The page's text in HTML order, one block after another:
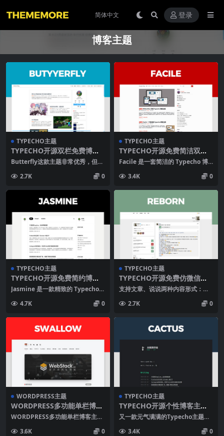
登录
博客主题
TYPECHO主题
TYPECHO开源双栏免费博客
主题BUTTERFLY
Butterfly这款主题非常优秀，但是
由作者于经常换设备并且hexo操作
2.7K 0
TYPECHO主题
TYPECHO开源免费简洁双栏
博客主题FACILE
Facile 是一套简洁的 Typecho 博
客主题，也是我的博客正在使用的
3.4K 0
TYPECHO主题
TYPECHO开源免费简约博客
主题JASMINE
Jasmine 是一款精致的 Typecho
博客主题，界面在保持简洁的基础
4.7K 0
TYPECHO主题
TYPECHO开源免费仿微信主
题REBORN
支持文章、说说两种内容形式：首
页部分，说说以内容试行展示，文
2.7K 0
WORDPRESS主题
WORDPRESS多功能单栏博客
主题SWALLOW
WORDPRESS多功能单栏博客主题
SWALLOW，功能包括亮色、暗色
3.6K 0
TYPECHO主题
TYPECHO开源个性博客主题C
ACTUS
又一款元气满满的Typecho主题粗
来了~ 去年年底就做好了，一直没
3.4K 0